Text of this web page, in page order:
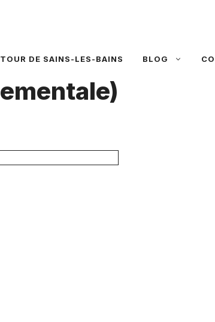
DE SAINS-LES-BAINS BLOG